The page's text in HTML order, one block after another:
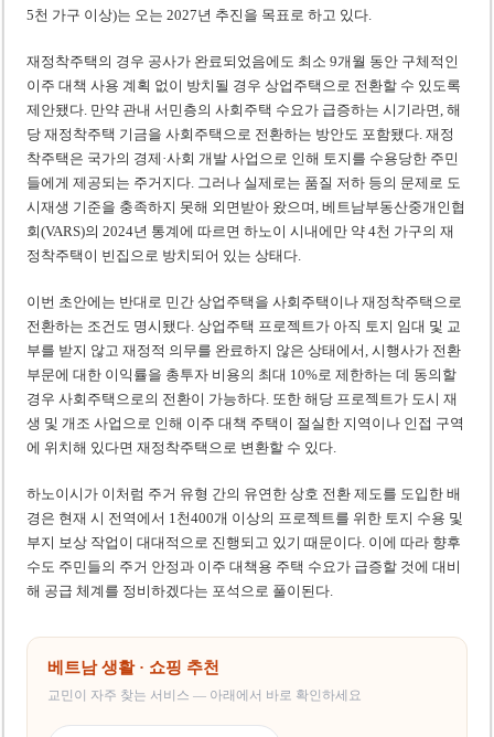
5천 가구 이상)는 오는 2027년 추진을 목표로 하고 있다.
재정착주택의 경우 공사가 완료되었음에도 최소 9개월 동안 구체적인
이주 대책 사용 계획 없이 방치될 경우 상업주택으로 전환할 수 있도록
제안됐다. 만약 관내 서민층의 사회주택 수요가 급증하는 시기라면, 해
당 재정착주택 기금을 사회주택으로 전환하는 방안도 포함됐다. 재정
착주택은 국가의 경제·사회 개발 사업으로 인해 토지를 수용당한 주민
들에게 제공되는 주거지다. 그러나 실제로는 품질 저하 등의 문제로 도
시재생 기준을 충족하지 못해 외면받아 왔으며, 베트남부동산중개인협
회(VARS)의 2024년 통계에 따르면 하노이 시내에만 약 4천 가구의 재
정착주택이 빈집으로 방치되어 있는 상태다.
이번 초안에는 반대로 민간 상업주택을 사회주택이나 재정착주택으로
전환하는 조건도 명시됐다. 상업주택 프로젝트가 아직 토지 임대 및 교
부를 받지 않고 재정적 의무를 완료하지 않은 상태에서, 시행사가 전환
부문에 대한 이익률을 총투자 비용의 최대 10%로 제한하는 데 동의할
경우 사회주택으로의 전환이 가능하다. 또한 해당 프로젝트가 도시 재
생 및 개조 사업으로 인해 이주 대책 주택이 절실한 지역이나 인접 구역
에 위치해 있다면 재정착주택으로 변환할 수 있다.
하노이시가 이처럼 주거 유형 간의 유연한 상호 전환 제도를 도입한 배
경은 현재 시 전역에서 1천400개 이상의 프로젝트를 위한 토지 수용 및
부지 보상 작업이 대대적으로 진행되고 있기 때문이다. 이에 따라 향후
수도 주민들의 주거 안정과 이주 대책용 주택 수요가 급증할 것에 대비
해 공급 체계를 정비하겠다는 포석으로 풀이된다.
베트남 생활 · 쇼핑 추천
교민이 자주 찾는 서비스 — 아래에서 바로 확인하세요